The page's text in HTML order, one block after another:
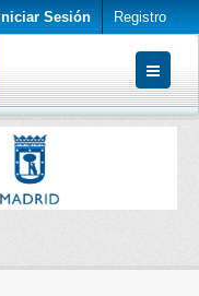
Iniciar Sesión Registro